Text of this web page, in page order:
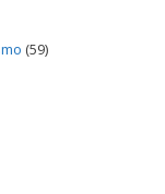
(59)